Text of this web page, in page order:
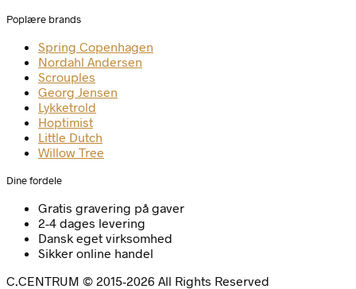
Poplære brands
Spring Copenhagen
Nordahl Andersen
Scrouples
Georg Jensen
Lykketrold
Hoptimist
Little Dutch
Willow Tree
Dine fordele
Gratis gravering på gaver
2-4 dages levering
Dansk eget virksomhed
Sikker online handel
C.CENTRUM © 2015-2026 All Rights Reserved